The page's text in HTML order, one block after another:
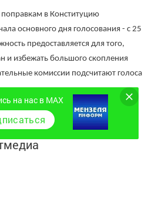
в Конституцию
основного дня голосования - с 25
предоставляется для того,
и избежать большого скопления
комиссии подсчитают голоса
и интересным в
на нас в MAX